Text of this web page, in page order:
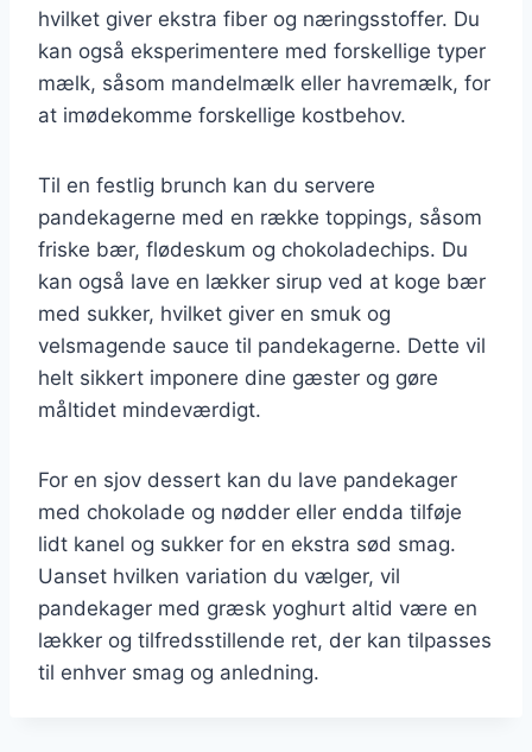
hvilket giver ekstra fiber og næringsstoffer. Du
kan også eksperimentere med forskellige typer
mælk, såsom mandelmælk eller havremælk, for
at imødekomme forskellige kostbehov.
Til en festlig brunch kan du servere
pandekagerne med en række toppings, såsom
friske bær, flødeskum og chokoladechips. Du
kan også lave en lækker sirup ved at koge bær
med sukker, hvilket giver en smuk og
velsmagende sauce til pandekagerne. Dette vil
helt sikkert imponere dine gæster og gøre
måltidet mindeværdigt.
For en sjov dessert kan du lave pandekager
med chokolade og nødder eller endda tilføje
lidt kanel og sukker for en ekstra sød smag.
Uanset hvilken variation du vælger, vil
pandekager med græsk yoghurt altid være en
lækker og tilfredsstillende ret, der kan tilpasses
til enhver smag og anledning.